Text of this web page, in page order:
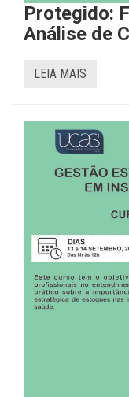
Protegido:
Análise de
LEIA MAIS